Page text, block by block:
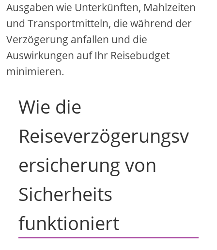
Ausgaben wie Unterkünften, Mahlzeiten
und Transportmitteln, die während der
Verzögerung anfallen und die
Auswirkungen auf Ihr Reisebudget
minimieren.
Wie die
Reiseverzögerungsv
ersicherung von
Sicherheits
funktioniert